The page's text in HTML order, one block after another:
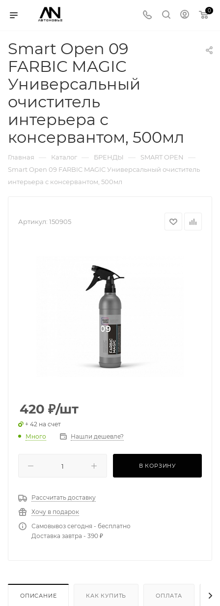
0
Smart Open 09
FARBIC MAGIC
Универсальный
очиститель
интерьера с
консервантом, 500мл
Главная — Каталог — БРЕНДЫ — SMART OPEN —
Smart Open 09 FARBIC MAGIC Универсальный очиститель
интерьера с консервантом, 500мл
Артикул: 150905
420 ₽/шт
+ 42 на счет
Много
Нашли дешевле?
В КОРЗИНУ
Рассчитать доставку
Хочу в подарок
Самовывоз сегодня - бесплатно
Доставка завтра - 390 ₽
ОПИСАНИЕ КАК КУПИТЬ ОПЛАТА